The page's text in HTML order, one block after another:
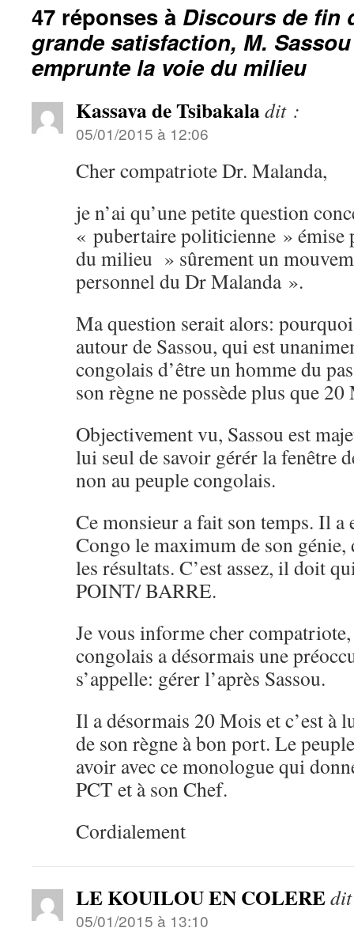
47 réponses à Discours de fin
grande satisfaction, M.
emprunte la voie du milieu
Kassava de Tsibakaladit :
05/01/2015 à 12:06
Cher compatriote Dr. Malanda,
je n’ai qu’une petite question
« pubertaire politicienne » émise
du milieu » sûrement un
personnel du Dr Malanda ».
Ma question serait alors:
autour de Sassou, qui est
congolais d’être un homme du
son règne ne possède plus que
Objectivement vu, Sassou est
lui seul de savoir gérér la fenêtre
non au peuple congolais.
Ce monsieur a fait son temps. Il a
Congo le maximum de son génie,
les résultats. C’est assez, il doit
POINT/ BARRE.
Je vous informe cher
congolais a désormais une
s’appelle: gérer l’après Sassou.
Il a désormais 20 Mois et c’est à
de son règne à bon port. Le
avoir avec ce monologue qui
PCT et à son Chef.
Cordialement
LE KOUILOU EN COLERE
05/01/2015 à 13:10